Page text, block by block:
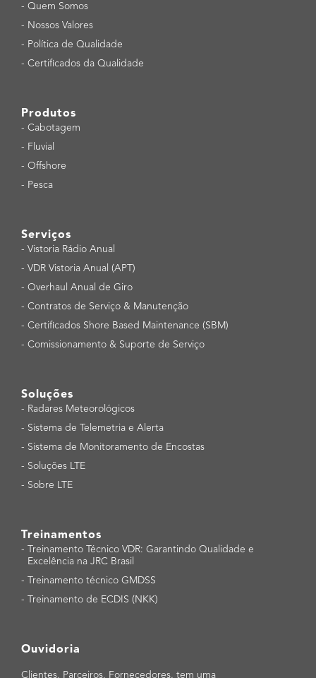
- Quem Somos
- Nossos Valores
- Política de Qualidade
- Certificados da Qualidade
Produtos
- Cabotagem
- Fluvial
- Offshore
- Pesca
Serviços
- Vistoria Rádio Anual
- VDR Vistoria Anual (APT)
- Overhaul Anual de Giro
- Contratos de Serviço & Manutenção
- Certificados Shore Based Maintenance (SBM)
- Comissionamento & Suporte de Serviço
Soluções
- Radares Meteorológicos
- Sistema de Telemetria e Alerta
- Sistema de Monitoramento de Encostas
- Soluções LTE
- Sobre LTE
Treinamentos
- Treinamento Técnico VDR: Garantindo Qualidade e
Excelência na JRC Brasil
- Treinamento técnico GMDSS
- Treinamento de ECDIS (NKK)
Ouvidoria
Clientes, Parceiros, Fornecedores, tem uma